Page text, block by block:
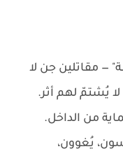
— مقاتلين جن لا
يُشتمّ لهم أثر.
من الداخل.
يُغوون،